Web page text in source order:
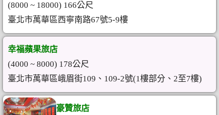
(8000 ~ 18000) 166公尺
臺北市萬華區西寧南路67號5-9樓
幸福蘋果旅店
(4000 ~ 8000) 178公尺
臺北市萬華區峨眉街109、109-2號(1樓部分、2至7樓)
豪贊旅店